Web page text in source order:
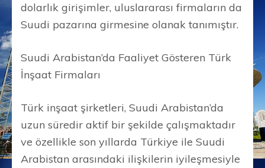
dolarlık girişimler, uluslararası firmaların da
Suudi pazarına girmesine olanak tanımıştır.
Suudi Arabistan’da Faaliyet Gösteren Türk
İnşaat Firmaları
Türk inşaat şirketleri, Suudi Arabistan’da
uzun süredir aktif bir şekilde çalışmaktadır
ve özellikle son yıllarda Türkiye ile Suudi
Arabistan arasındaki ilişkilerin iyileşmesiyle